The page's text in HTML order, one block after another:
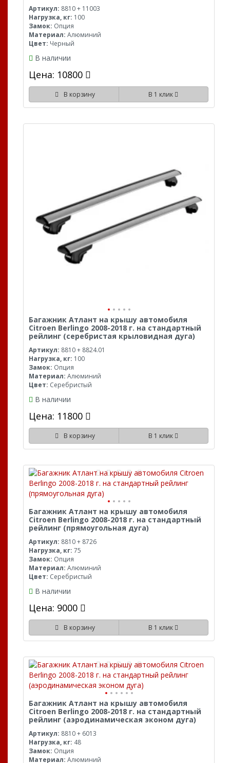
Артикул: 8810 + 11003
Нагрузка, кг: 100
Замок: Опция
Материал: Алюминий
Цвет: Черный
В наличии
Цена: 10800
В корзину В 1 клик
Багажник Атлант на крышу автомобиля
Citroen Berlingo 2008-2018 г. на стандартный
рейлинг (серебристая крыловидная дуга)
Артикул: 8810 + 8824.01
Нагрузка, кг: 100
Замок: Опция
Материал: Алюминий
Цвет: Серебристый
В наличии
Цена: 11800
В корзину В 1 клик
Багажник Атлант на крышу автомобиля
Citroen Berlingo 2008-2018 г. на стандартный
рейлинг (прямоугольная дуга)
Артикул: 8810 + 8726
Нагрузка, кг: 75
Замок: Опция
Материал: Алюминий
Цвет: Серебристый
В наличии
Цена: 9000
В корзину В 1 клик
Багажник Атлант на крышу автомобиля
Citroen Berlingo 2008-2018 г. на стандартный
рейлинг (аэродинамическая эконом дуга)
Артикул: 8810 + 6013
Нагрузка, кг: 48
Замок: Опция
Материал: Алюминий